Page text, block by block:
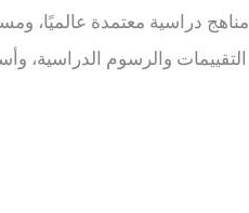
دراسية معتمدة عالميًا،
والرسوم الدراسية،